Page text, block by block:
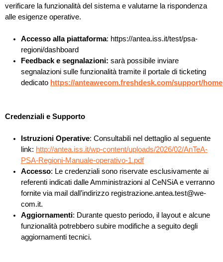
verificare la funzionalità del sistema e valutarne la rispondenza
alle esigenze operative.
Accesso alla piattaforma: https://antea.iss.it/test/psa-
regioni/dashboard
Feedback e segnalazioni: sarà possibile inviare
segnalazioni sulle funzionalità tramite il portale di ticketing
dedicato https://anteawecom.freshdesk.com/support/home
Credenziali e Supporto
Istruzioni Operative: Consultabili nel dettaglio al seguente
link: http://antea.iss.it/wp-content/uploads/2026/02/AnTeA-
PSA-Regioni-Manuale-operativo-1.pdf
Accesso: Le credenziali sono riservate esclusivamente ai
referenti indicati dalle Amministrazioni al CeNSiA e verranno
fornite via mail dall’indirizzo registrazione.antea.test@we-
com.it.
Aggiornamenti: Durante questo periodo, il layout e alcune
funzionalità potrebbero subire modifiche a seguito degli
aggiornamenti tecnici.